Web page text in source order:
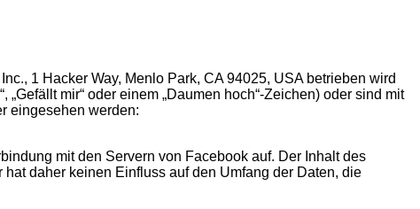
1 Hacker Way, Menlo Park, CA 94025, USA betrieben wird
mir“ oder einem „Daumen hoch“-Zeichen) oder sind mit
eingesehen werden:
mit den Servern von Facebook auf. Der Inhalt des
daher keinen Einfluss auf den Umfang der Daten, die